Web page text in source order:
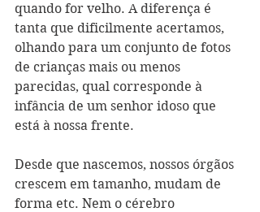
quando for velho. A diferença é
tanta que dificilmente acertamos,
olhando para um conjunto de fotos
de crianças mais ou menos
parecidas, qual corresponde à
infância de um senhor idoso que
está à nossa frente.
Desde que nascemos, nossos órgãos
crescem em tamanho, mudam de
forma etc. Nem o cérebro